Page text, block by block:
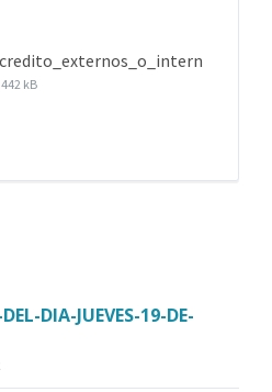
442 kB
DIA-JUEVES-19-DE-